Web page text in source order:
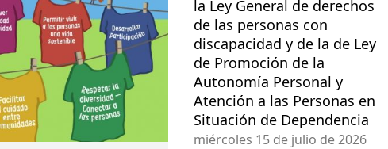
la Ley General de derechos
de las personas con
discapacidad y de la de Ley
de Promoción de la
Autonomía Personal y
Atención a las Personas en
Situación de Dependencia
miércoles 15 de julio de 2026